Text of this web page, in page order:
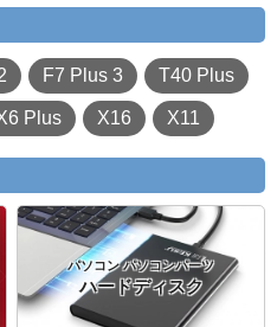
F7 Plus 3 T40 Plus
Plus X16 X11
パソコン パソコンパーツ
ハードディスク